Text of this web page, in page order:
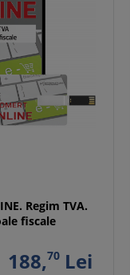
Regim TVA.
fiscale
188,70 Lei